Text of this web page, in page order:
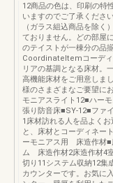
12商品の色は、印刷の特
いますのでご了承くださ
（ガラス組込商品を除く
ておりません。どの部屋
のテイストが一棟分の品
CoordinateItemコーディ
リアの基調となる床材。
高機能床材をご用意しま
様のさまざまなご要望に
モニアスライト12■ハー
張り防音床■SY-12■ファ
1床材訪れる人を品よく
と、床材とコーディネー
ーモニアス用 床造作材
ム 床造作材2床造作材4
切り11システム収納12集
カウンターです。お気に